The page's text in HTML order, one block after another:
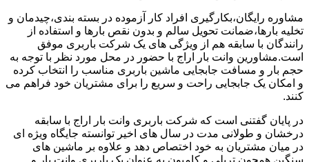
مشاوره رایگان،بکارگیری افراد کار آزموده در بسته بندی،چیدمان و
تخلیه بارها،ضمانت تحویل سالم و بدون نقص بارها و استفاده از
رانندگان با سابقه هم از ویژگی های یک شرکت باربری موفق
است.مشاورین وانت بار اراج با حضور در محل مورد نظر با توجه به
حجم بار و مسافت جابجایی ماشین باربری مناسب را انتخاب کرده
و امکان یک جابجایی راحت و سریع را برای مشتریان خود فراهم می
کنند.
در پایان گفتنی است که شرکت باربری وانت بار اراج با سابقه
درخشان و طولانی مدت در سال های اخیر توانسته جایگاه ویژه ای
در میان مشتریان به خود اختصاص دهد و علاوه بر ماشین های
سنگین همچون تریلی و کامیون به عنوان یک باربری وانت بار و